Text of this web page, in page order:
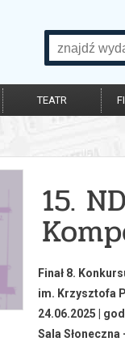
TEATR
15.
Finał 8.
im. Krzysztofa
24.06.2025 |
Sala